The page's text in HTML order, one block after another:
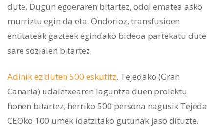
dute. Dugun egoeraren bitartez, odol ematea asko
murriztu egin da eta. Ondorioz, transfusioen
entitateak gazteek egindako bideoa partekatu dute
sare sozialen bitartez.
Adinik ez duten 500 eskutitz. Tejedako (Gran
Canaria) udaletxearen laguntza duen proiektu
honen bitartez, herriko 500 persona nagusik Tejeda
CEOko 100 umek idatzitako gutunak jaso dituzte.